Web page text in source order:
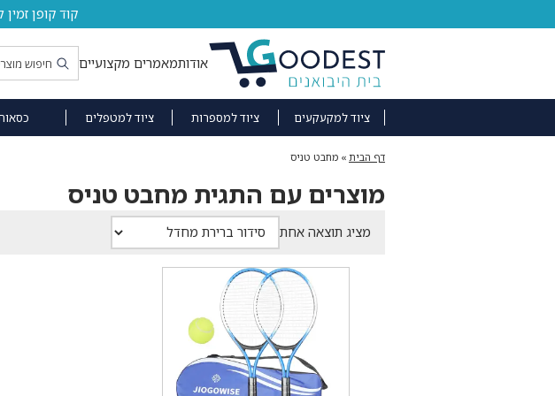
קוד קופן זמין לזמן
אודותמאמרים מקצועיים
ציוד למקעקעים ציוד למספרות ציוד למטפלים
דף הבית » מחבט טניס
מוצרים עם התגית מחבט טניס
מציג תוצאה אחת